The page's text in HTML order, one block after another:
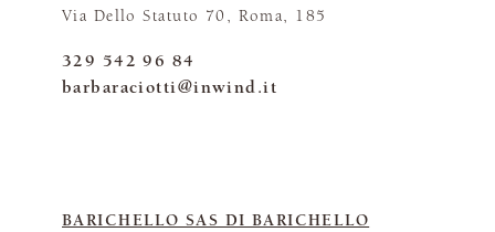
Via Dello Statuto 70, Roma, 185
329 542 96 84
barbaraciotti@inwind.it
BARICHELLO SAS DI BARICHELLO